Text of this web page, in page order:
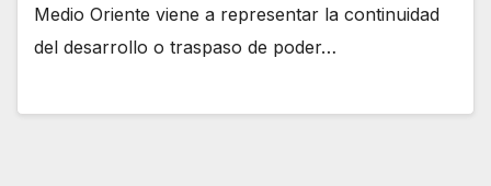
Medio Oriente viene a representar la continuidad
del desarrollo o traspaso de poder…